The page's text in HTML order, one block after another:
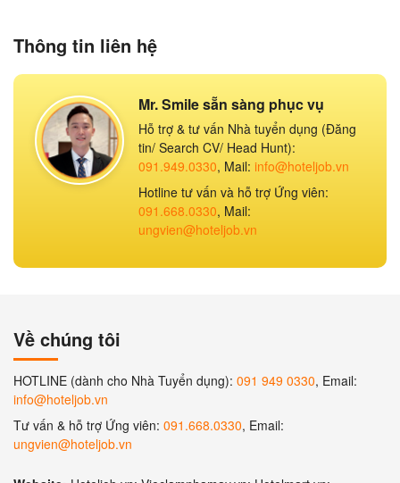
Thông tin liên hệ
Mr. Smile sẵn sàng phục vụ
Hỗ trợ & tư vấn Nhà tuyển dụng (Đăng
tin/ Search CV/ Head Hunt):
091.949.0330, Mail: info@hoteljob.vn
Hotline tư vấn và hỗ trợ Ứng viên:
091.668.0330, Mail:
ungvien@hoteljob.vn
Về chúng tôi
HOTLINE (dành cho Nhà Tuyển dụng): 091 949 0330, Email:
info@hoteljob.vn
Tư vấn & hỗ trợ Ứng viên: 091.668.0330, Email:
ungvien@hoteljob.vn